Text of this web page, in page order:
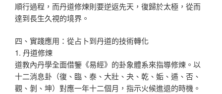
順行過程，而丹道修煉則要逆返先天，復歸於太極，從而
達到長生久視的境界。
四、實踐應用：從占卜到丹道的技術轉化
1. 丹道修煉
道教內丹學全面借鑒《易經》的卦象體系來指導修煉。以
十二消息卦（復、臨、泰、大壯、夬、乾、姤、遁、否、
觀、剝、坤）對應一年十二個月，指示火候進退的時機。